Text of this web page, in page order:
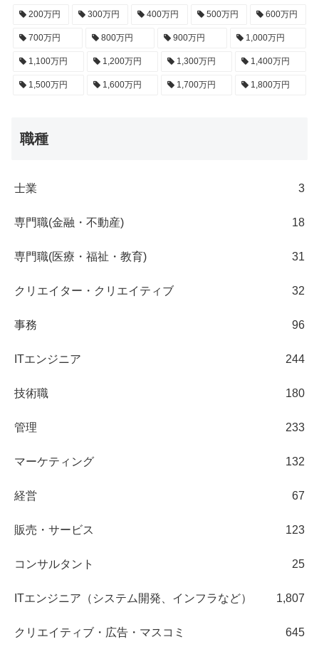
200万円 300万円 400万円 500万円 600万円
700万円 800万円 900万円 1,000万円
1,100万円 1,200万円 1,300万円 1,400万円
1,500万円 1,600万円 1,700万円 1,800万円
職種
士業 3
専門職(金融・不動産) 18
専門職(医療・福祉・教育) 31
クリエイター・クリエイティブ 32
事務 96
ITエンジニア 244
技術職 180
管理 233
マーケティング 132
経営 67
販売・サービス 123
コンサルタント 25
ITエンジニア（システム開発、インフラなど） 1,807
クリエイティブ・広告・マスコミ 645